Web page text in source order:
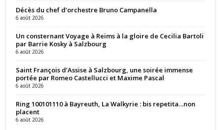
Décès du chef d’orchestre Bruno Campanella
6 août 2026
Un consternant Voyage à Reims à la gloire de Cecilia Bartoli
par Barrie Kosky à Salzbourg
6 août 2026
Saint François d’Assise à Salzbourg, une soirée immense
portée par Romeo Castellucci et Maxime Pascal
6 août 2026
Ring 100101110 à Bayreuth, La Walkyrie : bis repetita…non
placent
6 août 2026